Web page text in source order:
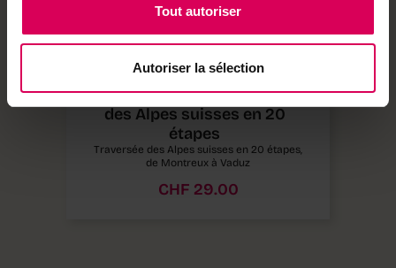
Tout autoriser
Autoriser la sélection
Via Alpina – La traversée
des Alpes suisses en 20
étapes
Traversée des Alpes suisses en 20 étapes,
de Montreux à Vaduz
CHF 29.00